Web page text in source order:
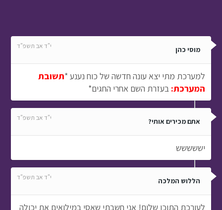
מוסי כהן י"ד אב תשפ"ד
למערכת מתי יצא עונה חדשה של כוח נענע *תשובת
המערכת: בעזרת השם אחרי החגים*
אתם מכירים אותי? י"ד אב תשפ"ד
יששששש
הללוש המלכה י"ד אב תשפ"ד
לעורכת התוכן שלום! אני חשבתי שאסי במילואים את יכולה